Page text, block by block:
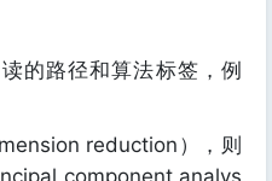
的路径和算法标签，例
reduction），则